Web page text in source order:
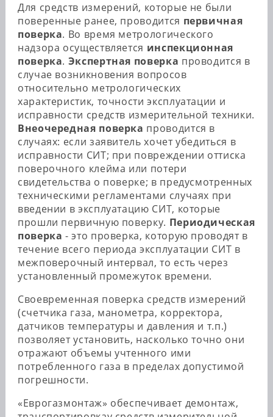
Для средств измерений, которые не были
поверенные ранее, проводится первичная
поверка. Во время метрологического
надзора осуществляется инспекционная
поверка. Экспертная поверка проводится в
случае возникновения вопросов
относительно метрологических
характеристик, точности эксплуатации и
исправности средств измерительной техники.
Внеочередная поверка проводится в
случаях: если заявитель хочет убедиться в
исправности СИТ; при повреждении оттиска
поверочного клейма или потери
свидетельства о поверке; в предусмотренных
техническими регламентами случаях при
введении в эксплуатацию СИТ, которые
прошли первичную поверку. Периодическая
поверка - это проверка, которую проводят в
течение всего периода эксплуатации СИТ в
межповерочный интервал, то есть через
установленный промежуток времени.
Своевременная поверка средств измерений
(счетчика газа, манометра, корректора,
датчиков температуры и давления и т.п.)
позволяет установить, насколько точно они
отражают объемы учтенного ими
потребленного газа в пределах допустимой
погрешности.
«Еврогазмонтаж» обеспечивает демонтаж,